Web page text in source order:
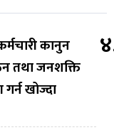
कानुन
तथा जनशक्ति
खोज्दा